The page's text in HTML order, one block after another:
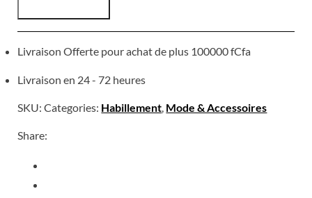
Livraison Offerte pour achat de plus 100000 fCfa
Livraison en 24 - 72 heures
SKU:Categories: Habillement Mode & Accessoires
Share: